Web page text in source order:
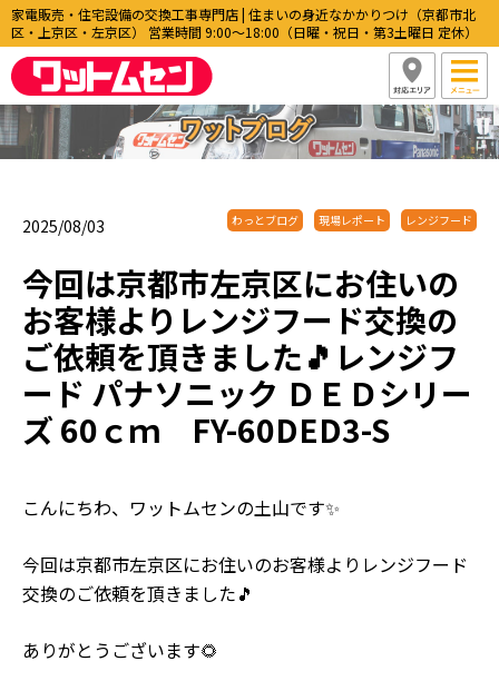
家電販売・住宅設備の交換工事専門店 | 住まいの身近なかかりつけ（京都市北
区・上京区・左京区） 営業時間 9:00〜18:00（日曜・祝日・第3土曜日 定休）
2025/08/03 わっとブログ 現場レポート レンジフード
今回は京都市左京区にお住いの
お客様よりレンジフード交換の
ご依頼を頂きました🎵レンジフ
ード パナソニック ＤＥＤシリー
ズ 60ｃｍ FY-60DED3-S
こんにちわ、ワットムセンの土山です✨
今回は京都市左京区にお住いのお客様よりレンジフード
交換のご依頼を頂きました🎵
ありがとうございます🌻